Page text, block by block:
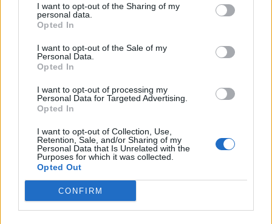
I want to opt-out of the Sharing of my
personal data.
Opted In
I want to opt-out of the Sale of my
Personal Data.
Opted In
I want to opt-out of processing my
Personal Data for Targeted Advertising.
Opted In
I want to opt-out of Collection, Use,
Retention, Sale, and/or Sharing of my
Personal Data that Is Unrelated with the
Purposes for which it was collected.
Opted Out
CONFIRM
Anno di Fondazione:
Città: Newcastle upon Tyne
Presidente:Yasi Al-Rumayyan
ALBO D'ORO
Premier League:
League Cup:Finalista perdente nell\\\'edizione del 1976
FA Community Shield:1
Guimaraes-Arsenal, ci siamo: il centrocampista pronto a